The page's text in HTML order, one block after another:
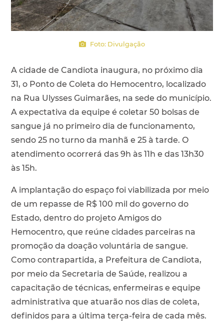
Foto: Divulgação
A cidade de Candiota inaugura, no próximo dia
31, o Ponto de Coleta do Hemocentro, localizado
na Rua Ulysses Guimarães, na sede do município.
A expectativa da equipe é coletar 50 bolsas de
sangue já no primeiro dia de funcionamento,
sendo 25 no turno da manhã e 25 à tarde. O
atendimento ocorrerá das 9h às 11h e das 13h30
às 15h.
A implantação do espaço foi viabilizada por meio
de um repasse de R$ 100 mil do governo do
Estado, dentro do projeto Amigos do
Hemocentro, que reúne cidades parceiras na
promoção da doação voluntária de sangue.
Como contrapartida, a Prefeitura de Candiota,
por meio da Secretaria de Saúde, realizou a
capacitação de técnicas, enfermeiras e equipe
administrativa que atuarão nos dias de coleta,
definidos para a última terça-feira de cada mês.